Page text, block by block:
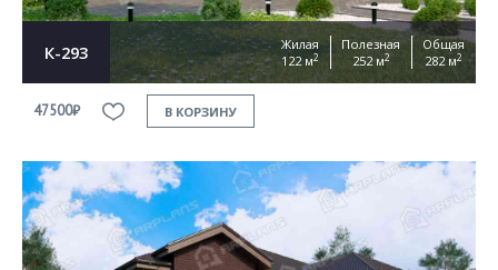
К-293
Жилая
122 м2
Полезная
252 м2
Общая
282 м2
47500₽ В КОРЗИНУ